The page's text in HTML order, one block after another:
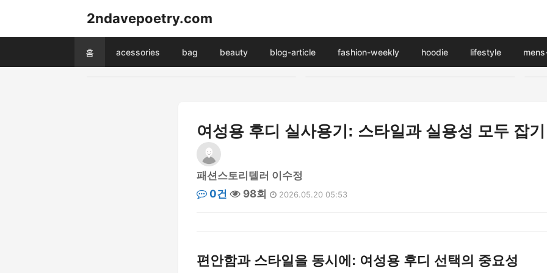
2ndavepoetry.com
홈 acessories bag beauty blog-article fashion-weekly hoodie lifestyle
여성용 후디 실사용기: 스타일과 실용성 모두 잡기
패션스토리텔러 이수정
0건
98회 2026.05.20 05:53
편안함과 스타일을 동시에: 여성용 후디 선택의 중요성